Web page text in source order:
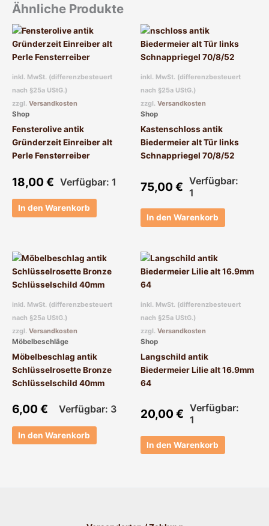
Ähnliche Produkte
inkl. MwSt. (differenzbesteuert
nach §25a UStG.)
zzgl. Versandkosten
Shop
Fensterolive antik
Gründerzeit Einreiber alt
Perle Fensterreiber
18,00€ Verfügbar: 1
In den Warenkorb
inkl. MwSt. (differenzbesteuert
nach §25a UStG.)
zzgl. Versandkosten
Shop
Kastenschloss antik
Biedermeier alt Tür links
Schnappriegel 70/8/52
75,00€ Verfügbar:
1
In den Warenkorb
inkl. MwSt. (differenzbesteuert
nach §25a UStG.)
zzgl. Versandkosten
Möbelbeschläge
Möbelbeschlag antik
Schlüsselrosette Bronze
Schlüsselschild 40mm
6,00€ Verfügbar: 3
In den Warenkorb
inkl. MwSt. (differenzbesteuert
nach §25a UStG.)
zzgl. Versandkosten
Shop
Langschild antik
Biedermeier Lilie alt 16.9mm
64
20,00€ Verfügbar:
1
In den Warenkorb